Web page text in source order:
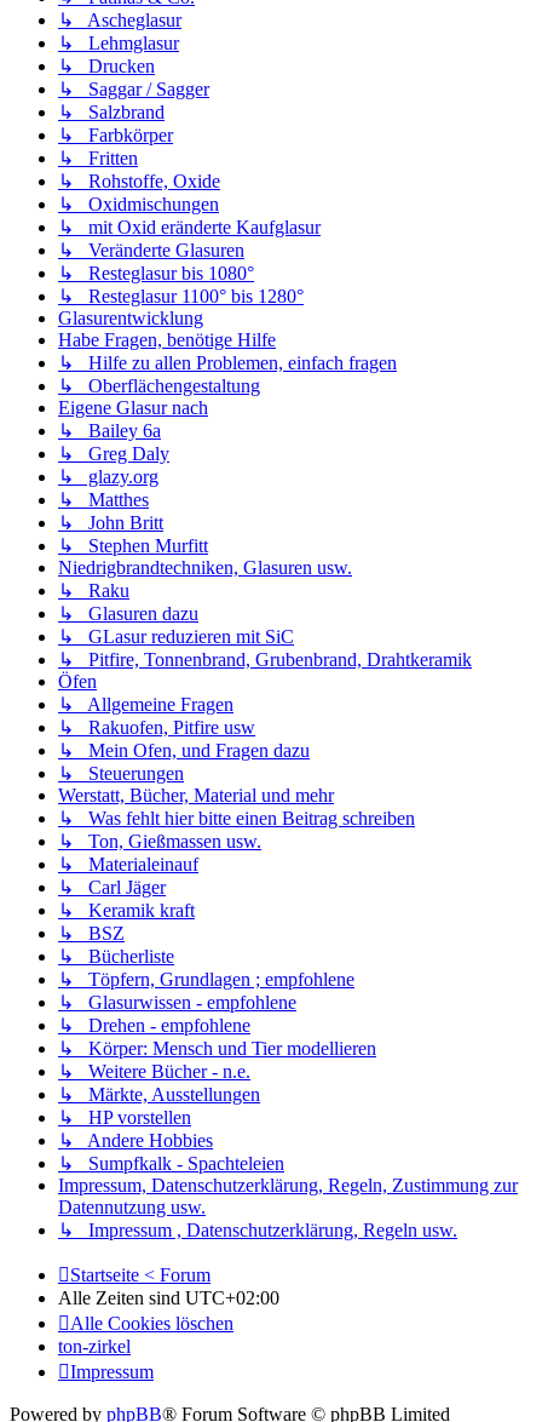
↳ Ascheglasur
↳ Lehmglasur
↳ Drucken
↳ Saggar / Sagger
↳ Salzbrand
↳ Farbkörper
↳ Fritten
↳ Rohstoffe, Oxide
↳ Oxidmischungen
↳ mit Oxid eränderte Kaufglasur
↳ Veränderte Glasuren
↳ Resteglasur bis 1080°
↳ Resteglasur 1100° bis 1280°
Glasurentwicklung
Habe Fragen, benötige Hilfe
↳ Hilfe zu allen Problemen, einfach fragen
↳ Oberflächengestaltung
Eigene Glasur nach
↳ Bailey 6a
↳ Greg Daly
↳ glazy.org
↳ Matthes
↳ John Britt
↳ Stephen Murfitt
Niedrigbrandtechniken, Glasuren usw.
↳ Raku
↳ Glasuren dazu
↳ GLasur reduzieren mit SiC
↳ Pitfire, Tonnenbrand, Grubenbrand, Drahtkeramik
Öfen
↳ Allgemeine Fragen
↳ Rakuofen, Pitfire usw
↳ Mein Ofen, und Fragen dazu
↳ Steuerungen
Werstatt, Bücher, Material und mehr
↳ Was fehlt hier bitte einen Beitrag schreiben
↳ Ton, Gießmassen usw.
↳ Materialeinauf
↳ Carl Jäger
↳ Keramik kraft
↳ BSZ
↳ Bücherliste
↳ Töpfern, Grundlagen ; empfohlene
↳ Glasurwissen - empfohlene
↳ Drehen - empfohlene
↳ Körper: Mensch und Tier modellieren
↳ Weitere Bücher - n.e.
↳ Märkte, Ausstellungen
↳ HP vorstellen
↳ Andere Hobbies
↳ Sumpfkalk - Spachteleien
Impressum, Datenschutzerklärung, Regeln, Zustimmung zur
Datennutzung usw.
↳ Impressum , Datenschutzerklärung, Regeln usw.
Startseite < Forum
Alle Zeiten sind UTC+02:00
Alle Cookies löschen
ton-zirkel
Impressum
Powered by phpBB® Forum Software © phpBB Limited